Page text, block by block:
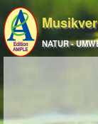
NATUR -